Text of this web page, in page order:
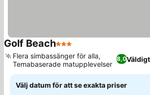
Golf Beach3 Stjärnor
8,0
Flera simbassänger för alla,
Temabaserade matupplevelser
Välj datum för att se exakta priser